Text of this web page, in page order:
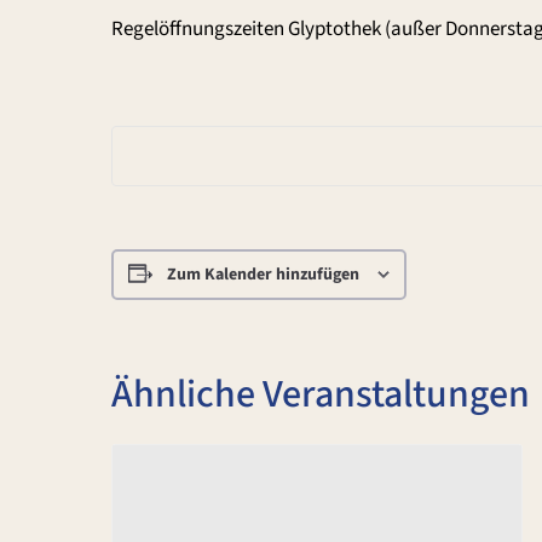
Regelöffnungszeiten Glyptothek (außer
Zum Kalender hinzufügen
Ähnliche Veranstaltungen